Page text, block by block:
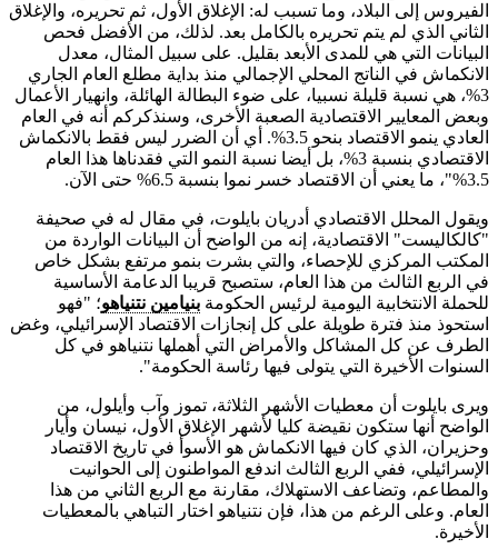
الفيروس إلى البلاد، وما تسبب له: الإغلاق الأول، ثم تحريره، والإغلاق
الثاني الذي لم يتم تحريره بالكامل بعد. لذلك، من الأفضل فحص
البيانات التي هي للمدى الأبعد بقليل. على سبيل المثال، معدل
الانكماش في الناتج المحلي الإجمالي منذ بداية مطلع العام الجاري
3%، هي نسبة قليلة نسبيا، على ضوء البطالة الهائلة، وانهيار الأعمال
وبعض المعايير الاقتصادية الصعبة الأخرى، وسنذكركم أنه في العام
العادي ينمو الاقتصاد بنحو 3.5%. أي أن الضرر ليس فقط بالانكماش
الاقتصادي بنسبة 3%، بل أيضا نسبة النمو التي فقدناها هذا العام
3.5%"، ما يعني أن الاقتصاد خسر نموا بنسبة 6.5% حتى الآن.
ويقول المحلل الاقتصادي أدريان بايلوت، في مقال له في صحيفة
"كالكاليست" الاقتصادية، إنه من الواضح أن البيانات الواردة من
المكتب المركزي للإحصاء، والتي بشرت بنمو مرتفع بشكل خاص
في الربع الثالث من هذا العام، ستصبح قريبا الدعامة الأساسية
للحملة الانتخابية اليومية لرئيس الحكومة بنيامين نتنياهو؛ "فهو
استحوذ منذ فترة طويلة على كل إنجازات الاقتصاد الإسرائيلي، وغض
الطرف عن كل المشاكل والأمراض التي أهملها نتنياهو في كل
السنوات الأخيرة التي يتولى فيها رئاسة الحكومة".
ويرى بايلوت أن معطيات الأشهر الثلاثة، تموز وآب وأيلول، من
الواضح أنها ستكون نقيضة كليا لأشهر الإغلاق الأول، نيسان وأيار
وحزيران، الذي كان فيها الانكماش هو الأسوأ في تاريخ الاقتصاد
الإسرائيلي، ففي الربع الثالث اندفع المواطنون إلى الحوانيت
والمطاعم، وتضاعف الاستهلاك، مقارنة مع الربع الثاني من هذا
العام. وعلى الرغم من هذا، فإن نتنياهو اختار التباهي بالمعطيات
الأخيرة.